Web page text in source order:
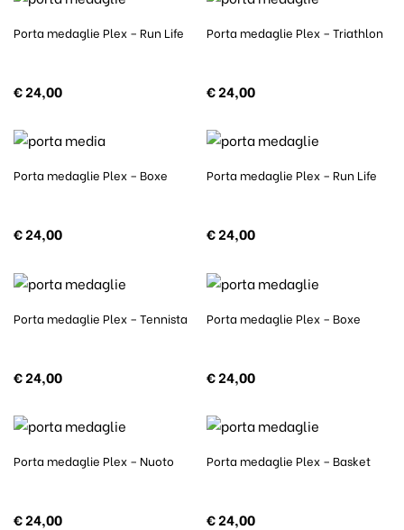
Porta medaglie Plex – Run Life
€24,00
Porta medaglie Plex – Triathlon
€24,00
Porta medaglie Plex – Boxe
€24,00
Porta medaglie Plex – Run Life
€24,00
Porta medaglie Plex – Tennista
€24,00
Porta medaglie Plex – Boxe
€24,00
Porta medaglie Plex – Nuoto
€24,00
Porta medaglie Plex – Basket
€24,00